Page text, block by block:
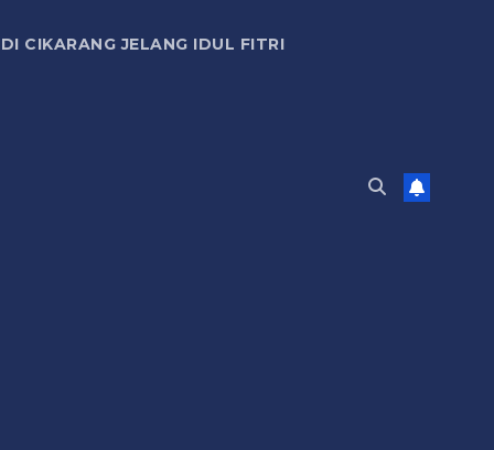
CIKARANG JELANG IDUL FITRI